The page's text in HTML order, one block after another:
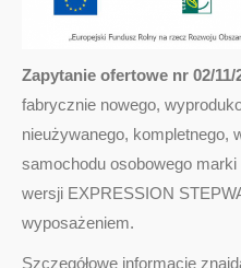
Zapytanie ofertowe nr 02/11/
fabrycznie nowego,
nieużywanego, kompletnego,
samochodu osobowego
wersji EXPRESSION
wyposażeniem.
Szczegółowe informacje